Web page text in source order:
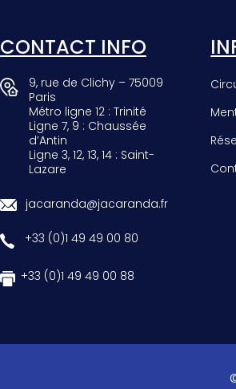
CONTACT INFO
9, rue de Clichy – 75009
Paris
Métro ligne 12 : Trinité
Ligne 7, 9 : Chaussée
d’Antin
Ligne 3, 12, 13, 14 : Saint-
Lazare
jacaranda@jacaranda.fr
+33 (0)1 49 49 00 80
+33 (0)1 49 49 00 88